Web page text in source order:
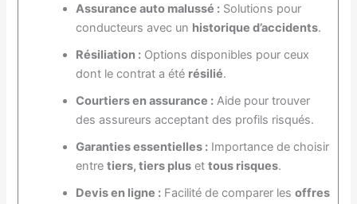
Assurance auto malussé :Solutions pour
conducteurs avec un historique d’accidents.
Résiliation :Options disponibles pour ceux
dont le contrat a été résilié.
Courtiers en assurance :Aide pour trouver
des assureurs acceptant des profils risqués.
Garanties essentielles :Importance de choisir
entre tiers, tiers pluset tous risques.
Devis en ligne :Facilité de comparer les offres